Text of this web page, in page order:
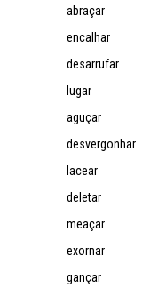
abraçar
encalhar
desarrufar
lugar
aguçar
desvergonhar
lacear
deletar
meaçar
exornar
gançar